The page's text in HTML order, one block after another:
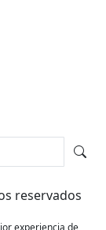
reservados